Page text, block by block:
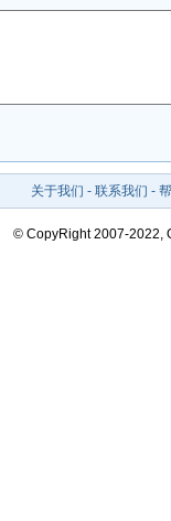
关于我们 - 联系我们 -
© CopyRight 2007-2022,